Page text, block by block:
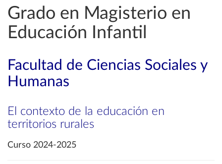
Grado en Magisterio en
Educación Infantil
Facultad de Ciencias Sociales y
Humanas
El contexto de la educación en
territorios rurales
Curso 2024-2025